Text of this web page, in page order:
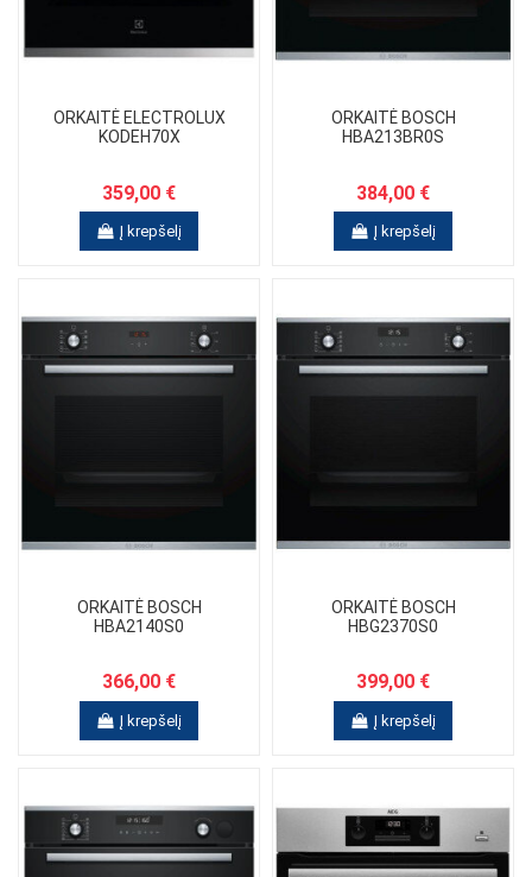
ORKAITĖ ELECTROLUX
KODEH70X
359,00 €
Į krepšelį
ORKAITĖ BOSCH
HBA213BR0S
384,00 €
Į krepšelį
ORKAITĖ BOSCH
HBA2140S0
366,00 €
Į krepšelį
ORKAITĖ BOSCH
HBG2370S0
399,00 €
Į krepšelį